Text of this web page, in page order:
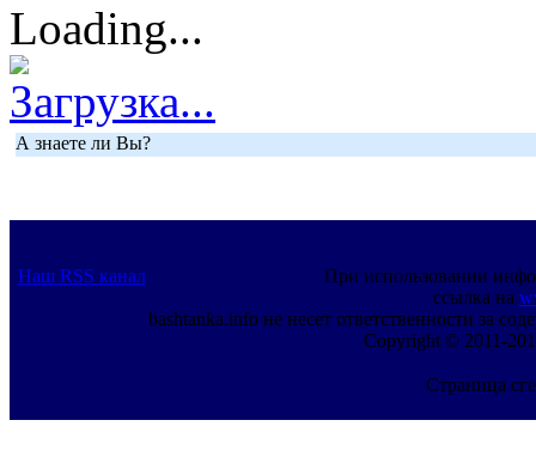
Loading...
Загрузка...
А знаете ли Вы?
Наш RSS канал
При использовании
ссылка на
bashtanka.info не несет ответственности за
Copyright © 2011-
Страница